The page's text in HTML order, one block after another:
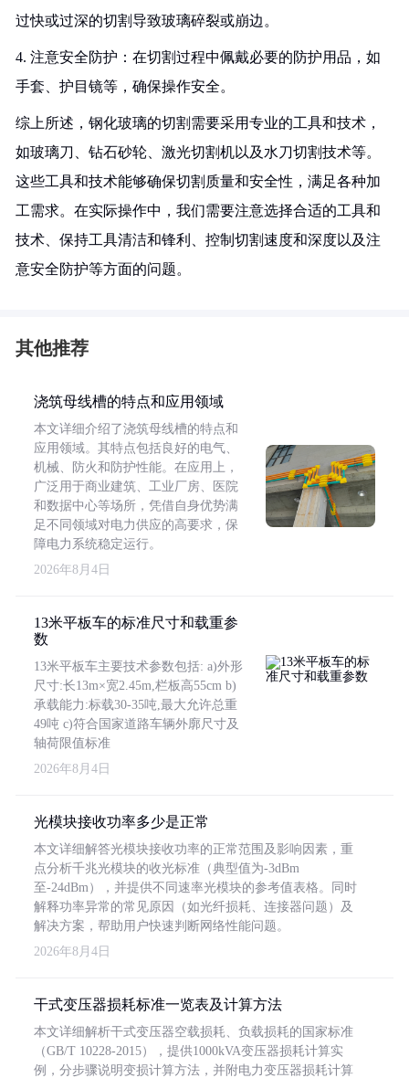
过快或过深的切割导致玻璃碎裂或崩边。
4. 注意安全防护：在切割过程中佩戴必要的防护用品，如
手套、护目镜等，确保操作安全。
综上所述，钢化玻璃的切割需要采用专业的工具和技术，
如玻璃刀、钻石砂轮、激光切割机以及水刀切割技术等。
这些工具和技术能够确保切割质量和安全性，满足各种加
工需求。在实际操作中，我们需要注意选择合适的工具和
技术、保持工具清洁和锋利、控制切割速度和深度以及注
意安全防护等方面的问题。
其他推荐
浇筑母线槽的特点和应用领域
本文详细介绍了浇筑母线槽的特点和
应用领域。其特点包括良好的电气、
机械、防火和防护性能。在应用上，
广泛用于商业建筑、工业厂房、医院
和数据中心等场所，凭借自身优势满
足不同领域对电力供应的高要求，保
障电力系统稳定运行。
2026年8月4日
13米平板车的标准尺寸和载重参
数
13米平板车主要技术参数包括: a)外形
尺寸:长13m×宽2.45m,栏板高55cm b)
承载能力:标载30-35吨,最大允许总重
49吨 c)符合国家道路车辆外廓尺寸及
轴荷限值标准
2026年8月4日
光模块接收功率多少是正常
本文详细解答光模块接收功率的正常范围及影响因素，重
点分析千兆光模块的收光标准（典型值为-3dBm
至-24dBm），并提供不同速率光模块的参考值表格。同时
解释功率异常的常见原因（如光纤损耗、连接器问题）及
解决方案，帮助用户快速判断网络性能问题。
2026年8月4日
干式变压器损耗标准一览表及计算方法
本文详细解析干式变压器空载损耗、负载损耗的国家标准
（GB/T 10228-2015），提供1000kVA变压器损耗计算实
例，分步骤说明变损计算方法，并附电力变压器损耗计算